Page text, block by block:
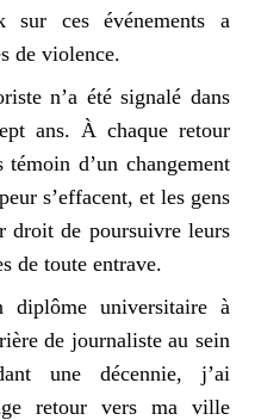
sur ces événements a
de violence.
n’a été signalé dans
ans. À chaque retour
d’un changement
s’effacent, et les gens
droit de poursuivre leurs
de toute entrave.
diplôme universitaire à
de journaliste au sein
une décennie, j’ai
retour vers ma ville